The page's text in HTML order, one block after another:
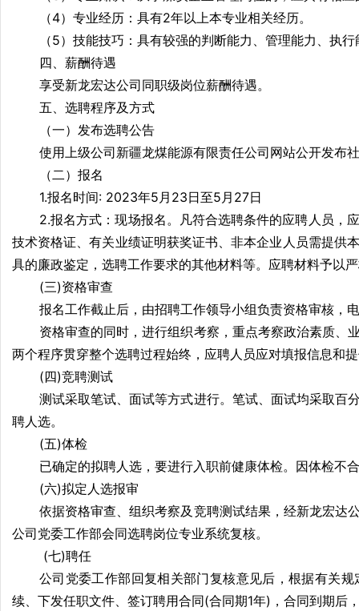
（4）专业经历：具有2年以上本专业相关经历。
（5）技能技巧：具有较强的判断能力、管理能力、执
四、薪酬待遇
享受新龙宏达公司同职级岗位薪酬待遇。
五、选聘程序及方式
（一）发布选聘公告
使用上级公司新疆龙煤能源有限责任公司网站公开发布
（二）报名
1.报名时间: 2023年5月23日至5月27日
2.报名方式：现场报名。凡符合选聘条件的应聘人员，
技术资格证、有关业绩证明获奖证书、非本企业人员需提供
具的廉政鉴定，选聘工作要求的其他材料等。应聘材料予以
(三)资格审查
报名工作截止后，由招聘工作领导小组负责资格审核，
资格审查的同时，进行组织考察，重点考察政治素质、
两个程序贯穿整个选聘过程始终，应聘人员应对填报信息和
(四)竞聘测试
测试采取笔试、面试等方式进行。笔试、面试均采取百
聘人选。
(五)体检
已确定的拟聘人选，要进行入职前健康体检。因体检不
(六)拟定人选报审
依据资格审查、组织考察及竞聘测试结果，经新龙宏达
公司党委工作部会同选聘岗位专业系统复核。
(七)聘任
公司党委工作部回复相关部门复核意见后，根据有关
续、下发任职文件、签订聘用合同(合同期1年)，合同到期后